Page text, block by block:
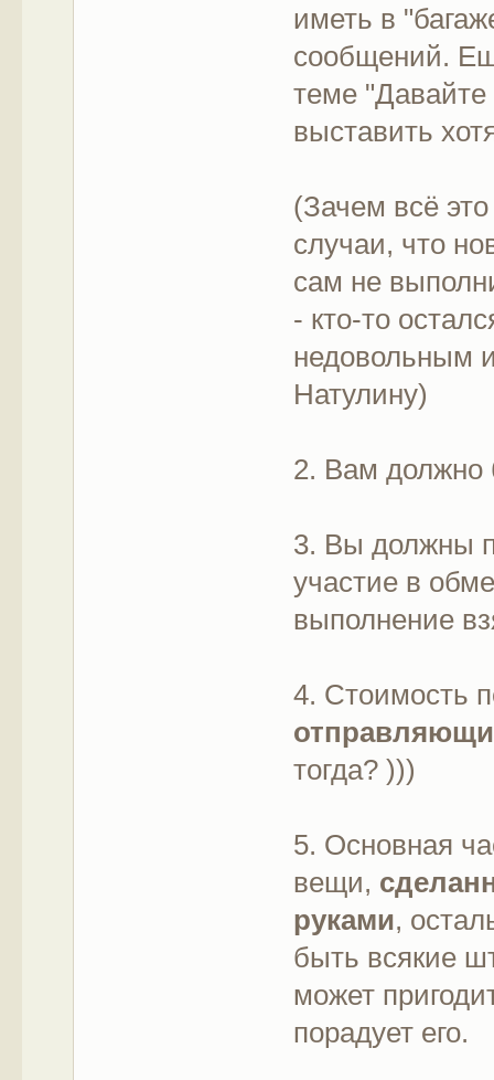
иметь в
сообщений.
теме
выставить
(Зачем всё
случаи, что
сам не
- кто-то
недовольным
Натулину)
2. Вам должно
3. Вы должны
участие в
выполнение
4. Стоимость
тогда? )))
5. Основная
вещи,
руками,
быть всякие
может
порадует его.